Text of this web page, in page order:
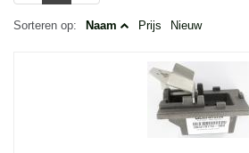
Sorteren op: Naam Prijs Nieuw